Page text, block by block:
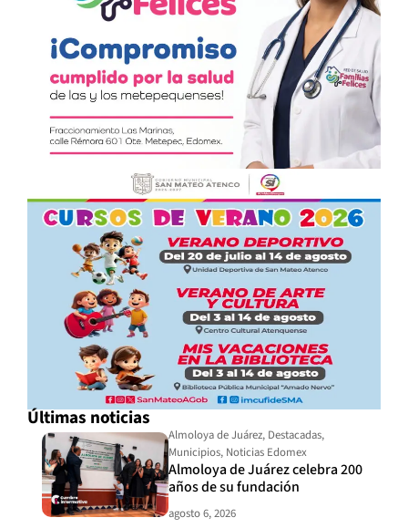
Últimas noticias
Almoloya de Juárez, Destacadas,
Municipios, Noticias Edomex
Almoloya de Juárez celebra 200
años de su fundación
agosto 6, 2026